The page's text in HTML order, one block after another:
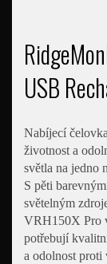
USB
Nabíjecí
životnost a
světla na jedno
S pěti
světelným
VRH150X Pro
potřebují
a odolnost